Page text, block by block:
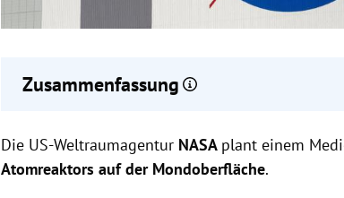
Zusammenfassung
Industrie um Vorschläge.
Hintergrund ist der Wettbewerb mit China, das
Die US-Weltraumagentur NASA plant einem
Atomreaktors auf der Mondoberfläche.